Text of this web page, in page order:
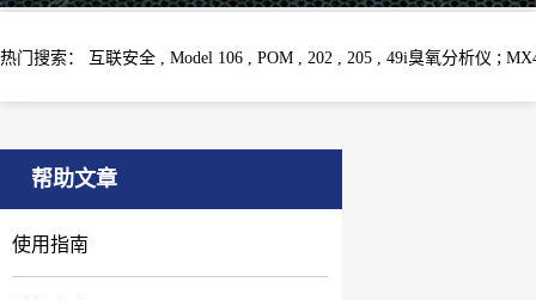
热门搜索： 互联安全 , Model 106 , POM , 202 , 205 , 49i臭氧分析仪 ;
测仪;Inspector V2 ,Radalert 100X辐射检测仪;
帮助文章
使用指南